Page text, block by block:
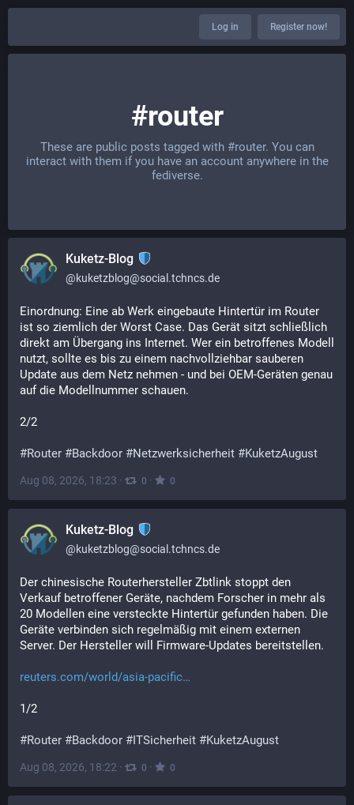
Log in Register now!
#router
These are public posts tagged with #router. You can
interact with them if you have an account anywhere in the
fediverse.
Kuketz-Blog
@kuketzblog@social.tchncs.de
Einordnung: Eine ab Werk eingebaute Hintertür im Router
ist so ziemlich der Worst Case. Das Gerät sitzt schließlich
direkt am Übergang ins Internet. Wer ein betroffenes Modell
nutzt, sollte es bis zu einem nachvollziehbar sauberen
Update aus dem Netz nehmen - und bei OEM-Geräten genau
auf die Modellnummer schauen.
2/2
#Router #Backdoor #Netzwerksicherheit #KuketzAugust
Aug 08, 2026, 18:23 · 0 · 0
Kuketz-Blog
@kuketzblog@social.tchncs.de
Der chinesische Routerhersteller Zbtlink stoppt den
Verkauf betroffener Geräte, nachdem Forscher in mehr als
20 Modellen eine versteckte Hintertür gefunden haben. Die
Geräte verbinden sich regelmäßig mit einem externen
Server. Der Hersteller will Firmware-Updates bereitstellen.
reuters.com/world/asia-pacific
1/2
#Router #Backdoor #ITSicherheit #KuketzAugust
Aug 08, 2026, 18:22 · 0 · 0